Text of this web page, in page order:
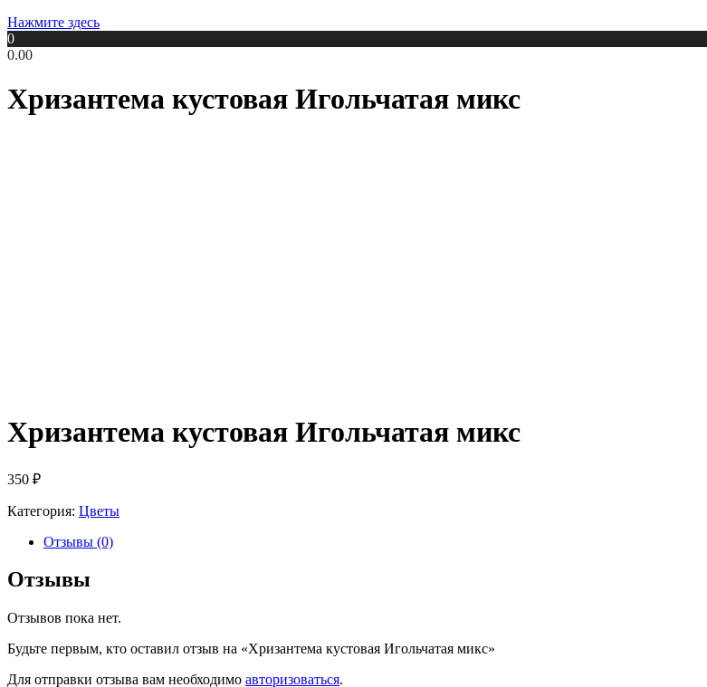
Нажмите здесь
0
0.00
Хризантема кустовая Игольчатая микс
Хризантема кустовая Игольчатая микс
350 ₽
Категория: Цветы
Отзывы (0)
Отзывы
Отзывов пока нет.
Будьте первым, кто оставил отзыв на «Хризантема кустовая Игольчатая микс»
Для отправки отзыва вам необходимо авторизоваться.